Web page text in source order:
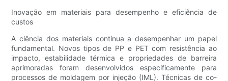
Inovação em materiais para desempenho e eficiência de
custos
A ciência dos materiais continua a desempenhar um papel
fundamental. Novos tipos de PP e PET com resistência ao
impacto, estabilidade térmica e propriedades de barreira
aprimoradas foram desenvolvidos especificamente para
processos de moldagem por injeção (IML). Técnicas de co-